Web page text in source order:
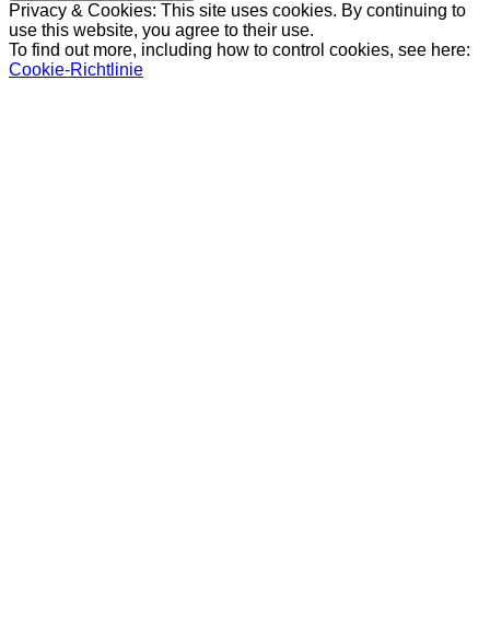
Privacy & Cookies: This site uses cookies. By continuing to
use this website, you agree to their use.
To find out more, including how to control cookies, see here:
Cookie-Richtlinie